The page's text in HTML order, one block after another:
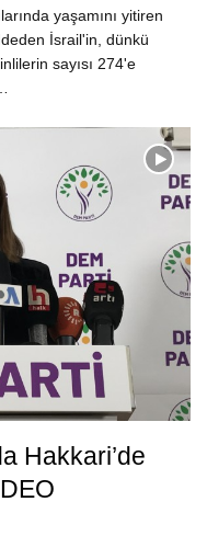
yaşamını yitiren
İsrail'in, dünkü
sayısı 274'e
Hakkari’de